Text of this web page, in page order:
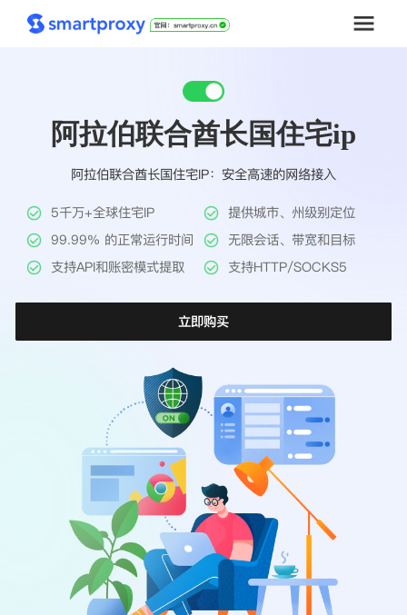
套餐购买
解决方案
工具
帮助中心
阿拉伯联合酋长国住宅ip
阿拉伯联合酋长国住宅IP：安全高速的网络接入
5千万+全球住宅IP
提供城市、州级别定位
99.99% 的正常运行时间
无限会话、带宽和目标
支持API和账密模式提取
支持HTTP/SOCKS5
立即购买